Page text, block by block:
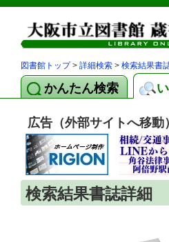
図書館トップ> 詳細検索 > 検索結果書
かんたん検索
広告（外部サイトへ移動）
検索結果書誌詳細